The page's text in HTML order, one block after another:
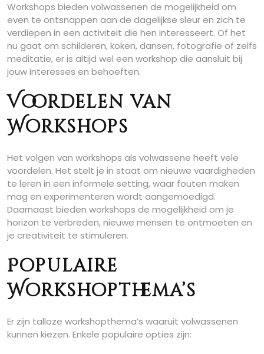
Workshops bieden volwassenen de mogelijkheid om
even te ontsnappen aan de dagelijkse sleur en zich te
verdiepen in een activiteit die hen interesseert. Of het
nu gaat om schilderen, koken, dansen, fotografie of zelfs
meditatie, er is altijd wel een workshop die aansluit bij
jouw interesses en behoeften.
Voordelen van
Workshops
Het volgen van workshops als volwassene heeft vele
voordelen. Het stelt je in staat om nieuwe vaardigheden
te leren in een informele setting, waar fouten maken
mag en experimenteren wordt aangemoedigd.
Daarnaast bieden workshops de mogelijkheid om je
horizon te verbreden, nieuwe mensen te ontmoeten en
je creativiteit te stimuleren.
Populaire
Workshopthema’s
Er zijn talloze workshopthema’s waaruit volwassenen
kunnen kiezen. Enkele populaire opties zijn: